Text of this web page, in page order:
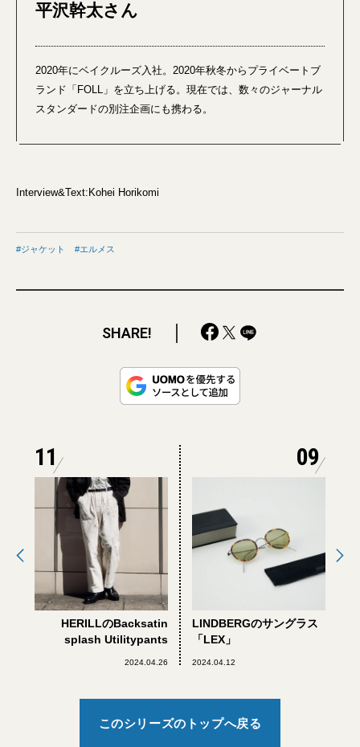
平沢幹太さん
2020年にベイクルーズ入社。2020年秋冬からプライベートブ
ランド「FOLL」を立ち上げる。現在では、数々のジャーナル
スタンダードの別注企画にも携わる。
Interview&Text:Kohei Horikomi
ジャケット エルメス
SHARE!
11
HERILLのBacksatin
splash Utilitypants
2024.04.26
09
LINDBERGのサングラス
「LEX」
2024.04.12
このシリーズのトップへ戻る